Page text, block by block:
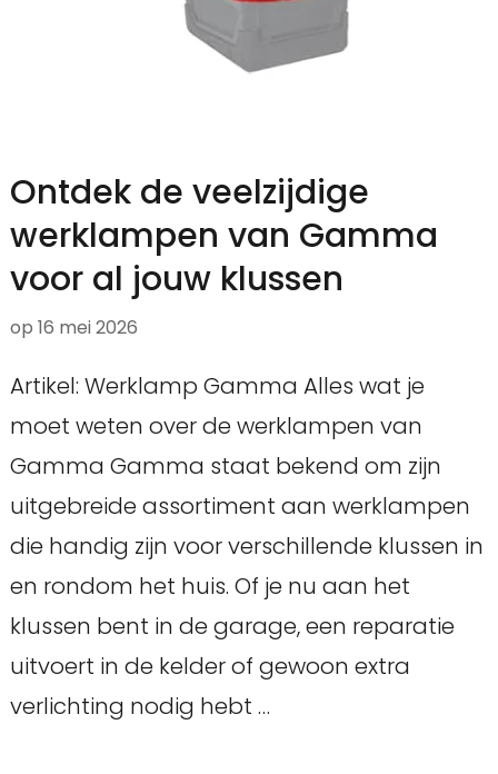
Ontdek de veelzijdige
werklampen van Gamma
voor al jouw klussen
op 16 mei 2026
Artikel: Werklamp Gamma Alles wat je
moet weten over de werklampen van
Gamma Gamma staat bekend om zijn
uitgebreide assortiment aan werklampen
die handig zijn voor verschillende klussen in
en rondom het huis. Of je nu aan het
klussen bent in de garage, een reparatie
uitvoert in de kelder of gewoon extra
verlichting nodig hebt …